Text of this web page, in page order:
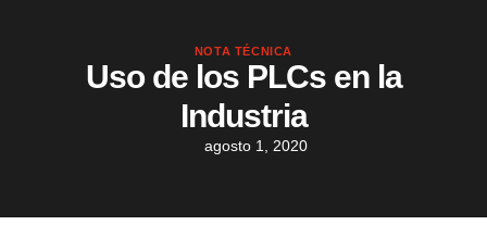
NOTA TÉCNICA
Uso de los PLCs en la
Industria
agosto 1, 2020